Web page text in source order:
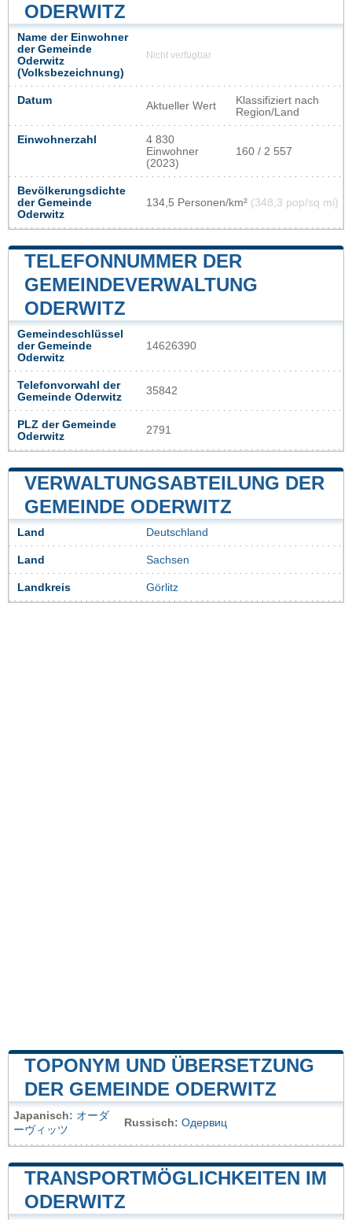
ODERWITZ
Name der Einwohner
der Gemeinde
Oderwitz
(Volksbezeichnung)
Nicht verfügbar
Datum Aktueller Wert
Klassifiziert nach
Region/Land
Einwohnerzahl
4 830
Einwohner
(2023)
160 / 2 557
Bevölkerungsdichte
der Gemeinde
Oderwitz
134,5 Personen/km² (348,3 pop/sq mi)
TELEFONNUMMER DER
GEMEINDEVERWALTUNG
ODERWITZ
Gemeindeschlüssel
der Gemeinde
Oderwitz
14626390
Telefonvorwahl der
Gemeinde Oderwitz
35842
PLZ der Gemeinde
Oderwitz
2791
VERWALTUNGSABTEILUNG DER
GEMEINDE ODERWITZ
Land Deutschland
Land Sachsen
Landkreis Görlitz
TOPONYM UND ÜBERSETZUNG
DER GEMEINDE ODERWITZ
Japanisch: オーダ
ーヴィッツ
Russisch: Одервиц
TRANSPORTMÖGLICHKEITEN IM
ODERWITZ